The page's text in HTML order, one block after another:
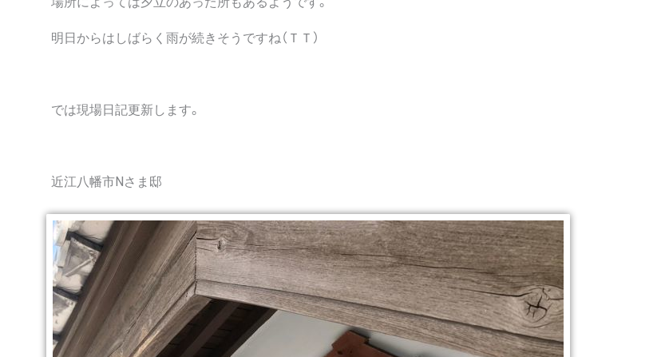
明日からはしばらく雨が続きそうですね（ＴＴ）
では現場日記更新します。
近江八幡市Nさま邸